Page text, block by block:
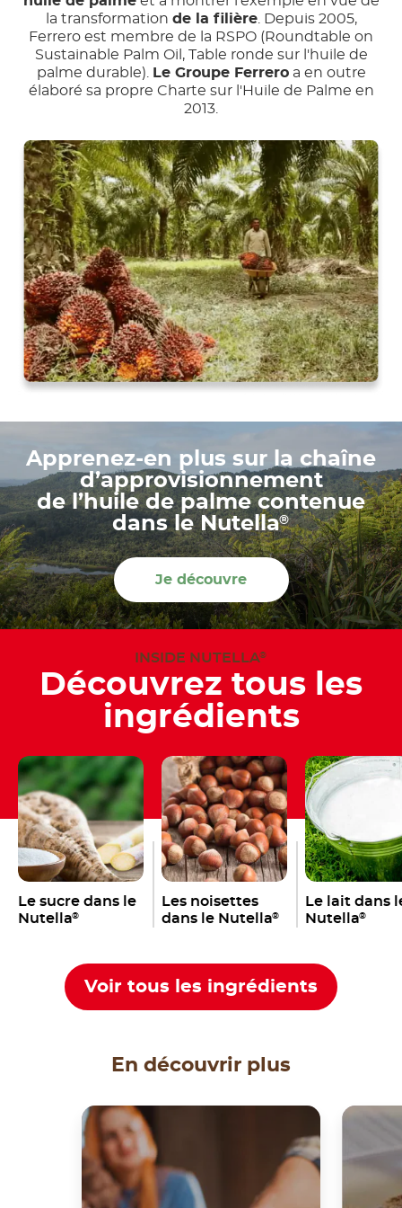
la transformation de la filière. Depuis 2005,
Ferrero est membre de la RSPO (Roundtable on
Sustainable Palm Oil, Table ronde sur l'huile de
palme durable). Le Groupe Ferreroa en outre
élaboré sa propre Charte sur l'Huile de Palme en
2013.
Apprenez-en plus sur la chaîne
d’approvisionnement
de l’huile de palme contenue
dans le Nutella®
Je découvre
INSIDE NUTELLA®
Découvrez tous les
ingrédients
Le sucre dans le
Nutella®
Les noisettes
dans le Nutella®
Le lait dans
Nutella®
Voir tous les ingrédients
En découvrir plus